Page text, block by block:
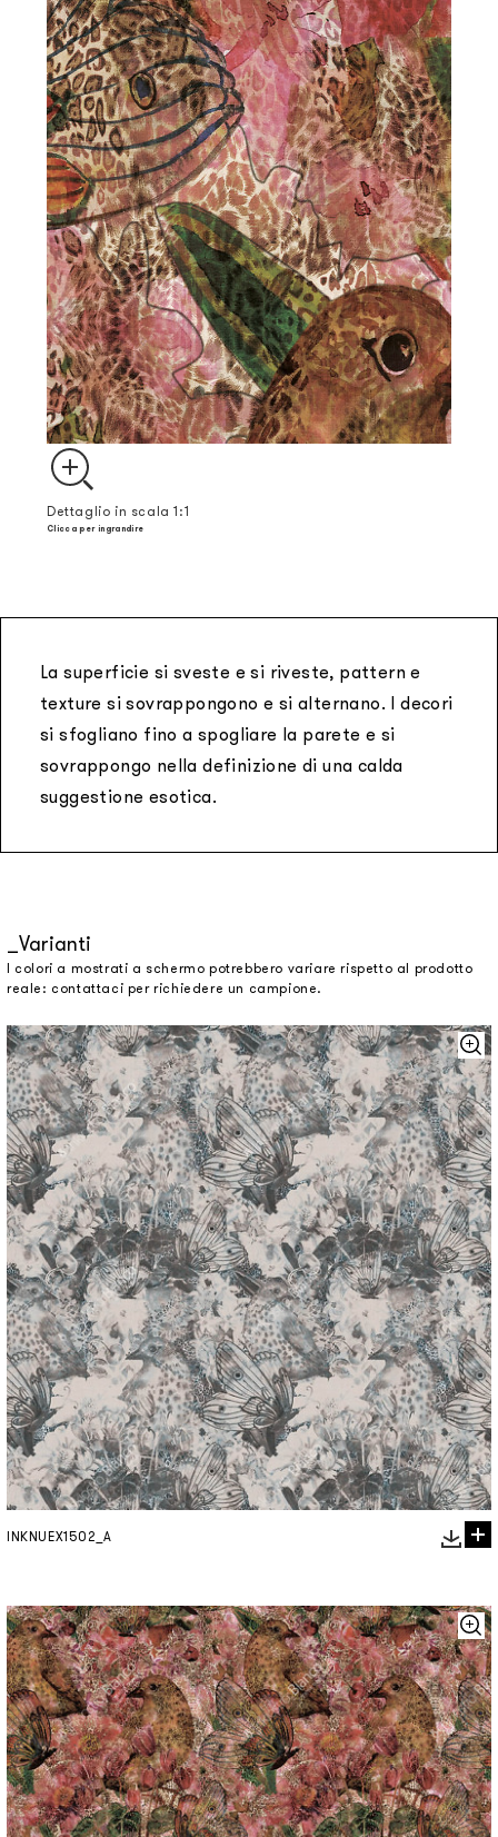
Dettaglio in scala 1:1
Clicca per ingrandire
La superficie si sveste e si riveste, pattern e
texture si sovrappongono e si alternano. I decori
si sfogliano fino a spogliare la parete e si
sovrappongo nella definizione di una calda
suggestione esotica.
Varianti
I colori a mostrati a schermo potrebbero variare rispetto al prodotto
reale: contattaci per richiedere un campione.
INKNUEX1502_A